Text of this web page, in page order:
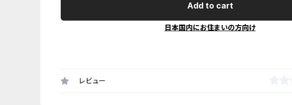
Add to cart
日本国内にお住まいの方向け
レビュー